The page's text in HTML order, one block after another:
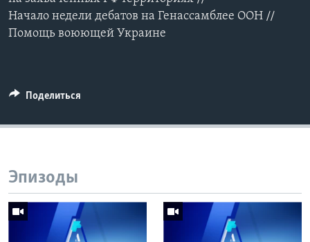
Начало недели дебатов на Генассамблее ООН //
Помощь воюющей Украине
Поделиться
Эпизоды